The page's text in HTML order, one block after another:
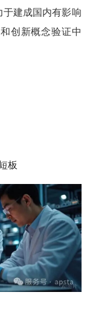
建成国内有影响
创新概念验证中
板